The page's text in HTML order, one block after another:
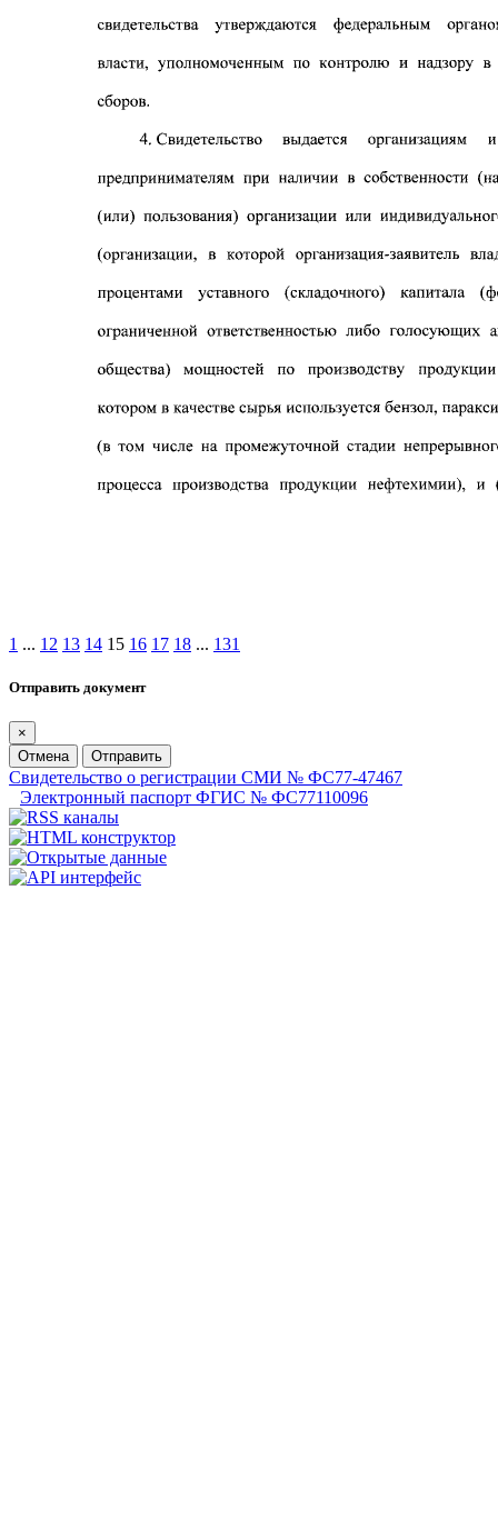
1 ... 12 13 14 15 16 17 18 ... 131
Отправить документ
×
Отмена
Отправить
Свидетельство о регистрации СМИ № ФС77-47467
Электронный паспорт ФГИС № ФС77110096